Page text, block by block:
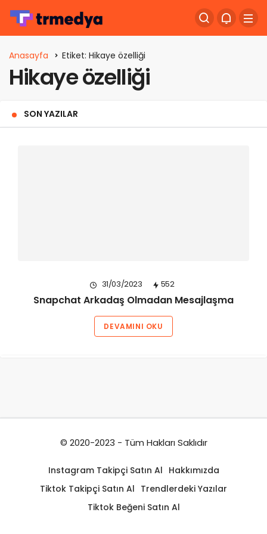
Anasayfa Etiket: Hikaye özelliği
Hikaye özelliği
SON YAZILAR
31/03/2023 552
Snapchat Arkadaş Olmadan Mesajlaşma
DEVAMINI OKU
© 2020-2023 - Tüm Hakları Saklıdır
Instagram Takipçi Satın Al Hakkımızda
Tiktok Takipçi Satın Al Trendlerdeki Yazılar
Tiktok Beğeni Satın Al